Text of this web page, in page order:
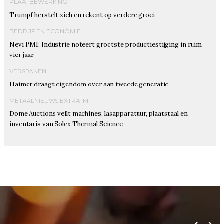
PLAATBEWERKING
Trumpf herstelt zich en rekent op verdere groei
BEDRIJF EN ECONOMIE
Nevi PMI: Industrie noteert grootste productiestijging in ruim
vier jaar
VERSPANEN
Haimer draagt eigendom over aan tweede generatie
METAALNIEUWS EXTRA IM
Dome Auctions veilt machines, lasapparatuur, plaatstaal en
inventaris van Solex Thermal Science